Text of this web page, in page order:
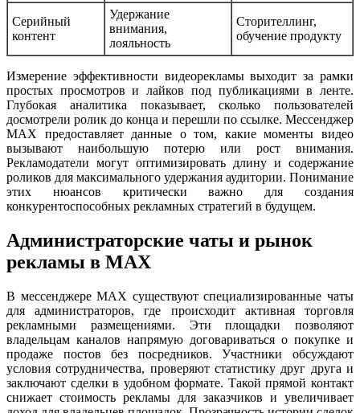
Серийный
контент
Удержание
внимания,
лояльность
Сторителлинг,
обучение продукту
Измерение эффективности видеорекламы выходит за рамки
простых просмотров и лайков под публикациями в ленте.
Глубокая аналитика показывает, сколько пользователей
досмотрели ролик до конца и перешли по ссылке. Мессенджер
MAX предоставляет данные о том, какие моменты видео
вызывают наибольшую потерю или рост внимания.
Рекламодатели могут оптимизировать длину и содержание
роликов для максимального удержания аудитории. Понимание
этих нюансов критически важно для создания
конкурентоспособных рекламных стратегий в будущем.
Администраторские чаты и рынок
рекламы в MAX
В мессенджере MAX существуют специализированные чаты
для администраторов, где происходит активная торговля
рекламными размещениями. Эти площадки позволяют
владельцам каналов напрямую договариваться о покупке и
продаже постов без посредников. Участники обсуждают
условия сотрудничества, проверяют статистику друг друга и
заключают сделки в удобном формате. Такой прямой контакт
снижает стоимость рекламы для заказчиков и увеличивает